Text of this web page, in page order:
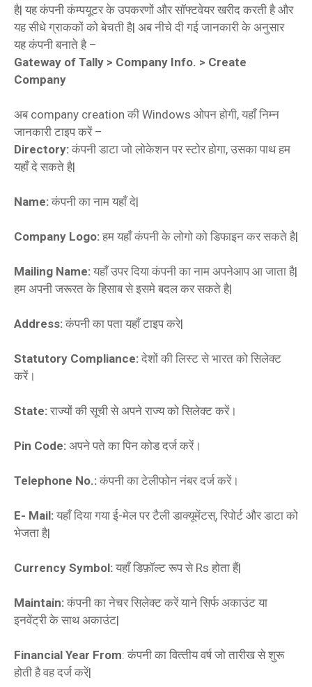
है| यह कंपनी कंम्‍पयूटर के उपकरणों और सॉफ्टवेयर खरीद करती है और
यह सीधे ग्राककों को बेचती है| अब नीचे दी गई जानकारी के अनुसार
यह कंपनी बनाते है –
Gateway of Tally > Company Info. > Create
Company
अब company creation की Windows ओपन होगी, यहाँ निम्‍न
जानकारी टाइप करें –
Directory: कंपनी डाटा जो लोकेशन पर स्टोर होगा, उसका पाथ हम
यहाँ दे सकते है|
Name: कंपनी का नाम यहाँ दे|
Company Logo: हम यहाँ कंपनी के लोगो को डिफाइन कर सकते है|
Mailing Name: यहाँ उपर दिया कंपनी का नाम अपनेआप आ जाता है|
हम अपनी जरूरत के हिसाब से इसमे बदल कर सकते है|
Address: कंपनी का पता यहाँ टाइप करे|
Statutory Compliance: देशों की लिस्ट से भारत को सिलेक्‍ट
करें।
State: राज्यों की सूची से अपने राज्य को सिलेक्‍ट करें।
Pin Code: अपने पते का पिन कोड दर्ज करें।
Telephone No.: कंपनी का टेलीफोन नंबर दर्ज करें।
E- Mail: यहाँ दिया गया ई-मेल पर टैली डाक्‍यूमेंटस्, रिपोर्ट और डाटा को
भेजता है|
Currency Symbol: यहाँ डिफ़ॉल्ट रूप से Rs होता हैं|
Maintain: कंपनी का नेचर सिलेक्‍ट करें याने सिर्फ अकाउंट या
इनवेंट्री के साथ अकाउंट|
Financial Year From: कंपनी का वित्‍तीय वर्ष जो तारीख से शुरू
होती है वह दर्ज करें|